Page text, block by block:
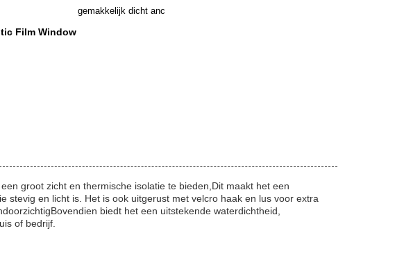
gemakkelijk dicht anc
Film Window
groot zicht en thermische isolatie te bieden,Dit maakt het een
stevig en licht is. Het is ook uitgerust met velcro haak en lus voor extra
biedt het een uitstekende waterdichtheid,
of bedrijf.